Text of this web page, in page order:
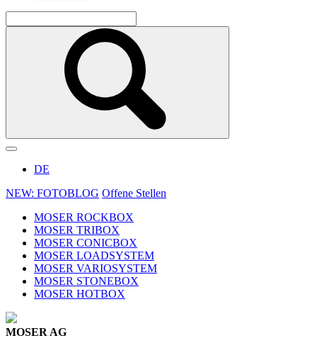
DE
NEW: FOTOBLOG Offene Stellen
MOSER ROCKBOX
MOSER TRIBOX
MOSER CONICBOX
MOSER LOADSYSTEM
MOSER VARIOSYSTEM
MOSER STONEBOX
MOSER HOTBOX
MOSER AG